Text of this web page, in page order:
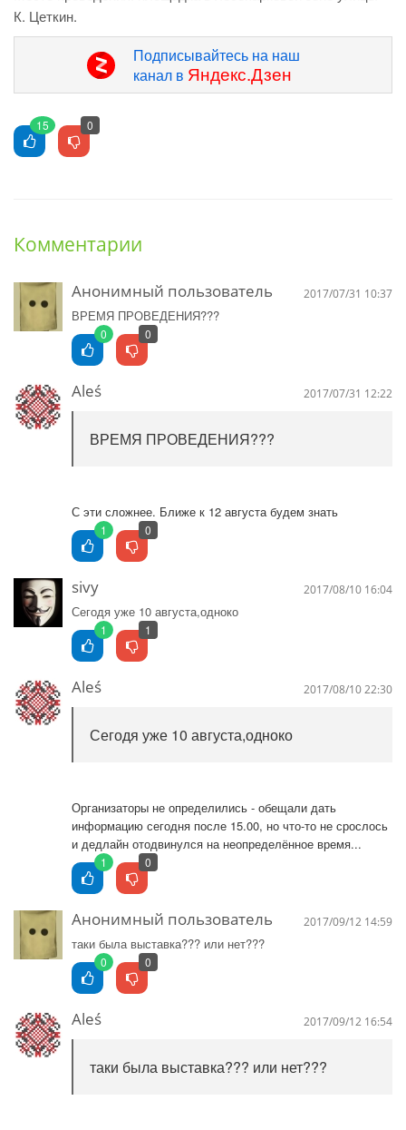
К. Цеткин.
Подписывайтесь на наш
канал в Яндекс.Дзен
15 0
Комментарии
Анонимный пользователь 2017/07/31 10:37
ВРЕМЯ ПРОВЕДЕНИЯ???
0 0
Aleś 2017/07/31 12:22
ВРЕМЯ ПРОВЕДЕНИЯ???
С эти сложнее. Ближе к 12 августа будем знать
1 0
sivy 2017/08/10 16:04
Сегодя уже 10 августа,одноко
1 1
Aleś 2017/08/10 22:30
Сегодя уже 10 августа,одноко
Организаторы не определились - обещали дать
информацию сегодня после 15.00, но что-то не срослось
и дедлайн отодвинулся на неопределённое время...
1 0
Анонимный пользователь 2017/09/12 14:59
таки была выставка??? или нет???
0 0
Aleś 2017/09/12 16:54
таки была выставка??? или нет???